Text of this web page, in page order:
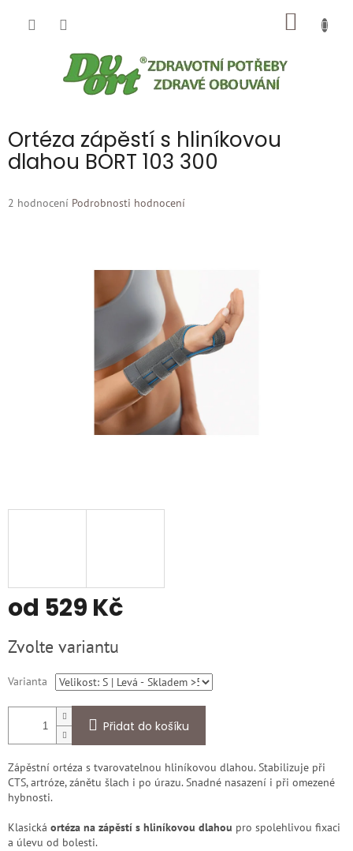
Ortéza zápěstí s hliníkovou
dlahou BORT 103 300
Průměrné
2 hodnocení Podrobnosti hodnocení
od 529 Kč
cena:
Zvolte variantu
Varianta
Přidat do košíku
Zápěstní ortéza s tvarovatelnou hliníkovou dlahou. Stabilizuje při
CTS, artróze, zánětu šlach i po úrazu. Snadné nasazení i při omezené
hybnosti.
Klasická ortéza na zápěstí s hliníkovou dlahou pro spolehlivou fixaci
a úlevu od bolesti.